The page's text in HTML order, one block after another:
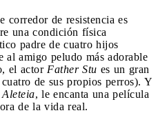
corredor de resistencia es
una condición física
padre de cuatro hijos
al amigo peludo más adorable
el actor Father Stu es un gran
de sus propios perros). Y
Aleteia, le encanta una película
de la vida real.